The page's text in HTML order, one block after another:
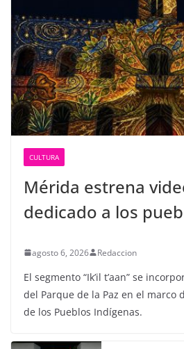
CULTURA
Mérida estrena
dedicado a los
agosto 6, 2026 Redaccion
El segmento “Ik’il t’aan” se
del Parque de la Paz en el marco
de los Pueblos Indígenas.